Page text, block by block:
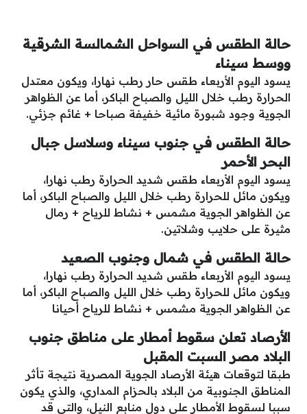
حالة الطقس في السواحل الشمالسة الشرقية
ووسط سيناء
يسود اليوم الأربعاء طقس حار رطب نهارا، ويكون معتدل
الحرارة رطب خلال الليل والصباح الباكر، أما عن الظواهر
الجوية وجود شبورة مائية خفيفة صباحا + غائم جزئي.
حالة الطقس في جنوب سيناء وسلاسل جبال
البحر الأحمر
يسود اليوم الأربعاء طقس شديد الحرارة رطب نهارا،
ويكون مائل للحرارة رطب خلال الليل والصباح الباكر، أما
عن الظواهر الجوية مشمس + نشاط للرياح + رمال
مثيرة على حلايب وشلاتين.
حالة الطقس في شمال وجنوب الصعيد
يسود اليوم الأربعاء طقس شديد الحرارة رطب نهارا،
ويكون مائل للحرارة رطب خلال الليل والصباح الباكر، أما
عن الظواهر الجوية مشمس + نشاط للرياح أحيانا
الأرصاد تعلن سقوط أمطار على مناطق جنوب
البلاد مصر السبت المقبل
طبقا لتوقعات هيئة الأرصاد الجوية المصرية نتيجة تأثر
المناطق الجنوبية من البلاد بالحزام المداري، والذي يكون
سببا لسقوط الأمطار على دول منابع النيل، والتي قد